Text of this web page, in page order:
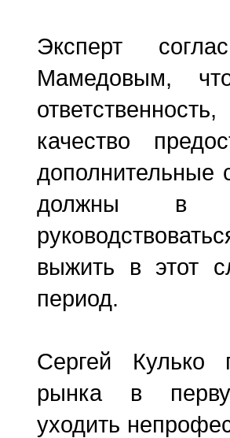
Эксперт
Мамедовым,
качество
дополнительные
должны в
выжить в этот
период.
Сергей Кулько
рынка в
уходить